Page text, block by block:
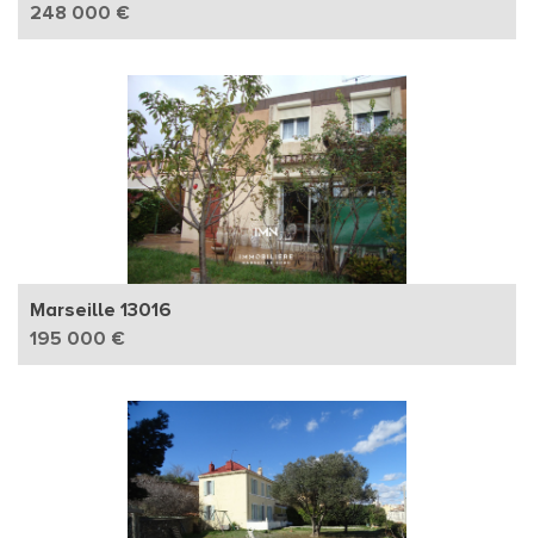
248 000 €
Marseille 13016
195 000 €